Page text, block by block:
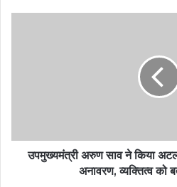
उपमुख्यमंत्री अरुण साव ने किया
अनावरण, व्यक्तित्व को